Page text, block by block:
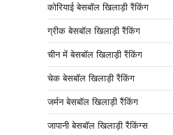
कोरियाई बेसबॉल खिलाड़ी रैंकिंग
ग्रीक बेसबॉल खिलाड़ी रैंकिंग
चीन में बेसबॉल खिलाड़ी रैंकिंग
चेक बेसबॉल खिलाड़ी रैंकिंग
जर्मन बेसबॉल खिलाड़ी रैंकिंग
जापानी बेसबॉल खिलाड़ी रैंकिंग्स